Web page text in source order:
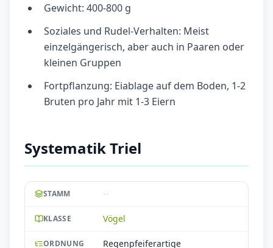
Gewicht: 400-800 g
Soziales und Rudel-Verhalten: Meist
einzelgängerisch, aber auch in Paaren oder
kleinen Gruppen
Fortpflanzung: Eiablage auf dem Boden, 1-2
Bruten pro Jahr mit 1-3 Eiern
Systematik Triel
STAMM --
KLASSE Vögel
ORDNUNG Regenpfeiferartige